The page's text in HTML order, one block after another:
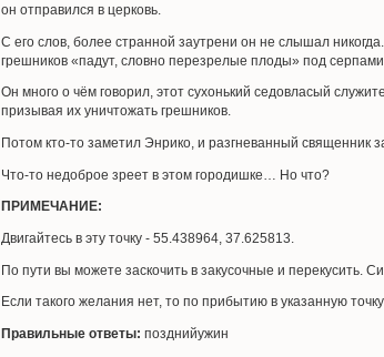
он отправился в церковь.
С его слов, более странной заутрени он не слышал
грешников «падут, словно перезрелые плоды» под
Он много о чём говорил, этот сухонький седовласый
призывая их уничтожать грешников.
Потом кто-то заметил Энрико, и разгневанный священник
Что-то недоброе зреет в этом городишке… Но что?
ПРИМЕЧАНИЕ:
Двигайтесь в эту точку - 55.438964, 37.625813.
По пути вы можете заскочить в закусочные и перекусить.
Если такого желания нет, то по прибытию в указанную
Правильные ответы: позднийужин